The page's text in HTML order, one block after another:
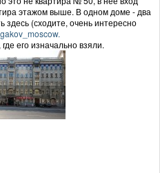
этажом выше. В одном доме - два
(сходите, очень интересно
его изначально взяли.